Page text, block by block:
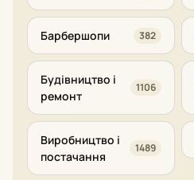
Барбершопи 382
Будівництво і
ремонт
1106
Виробництво і
постачання
1489